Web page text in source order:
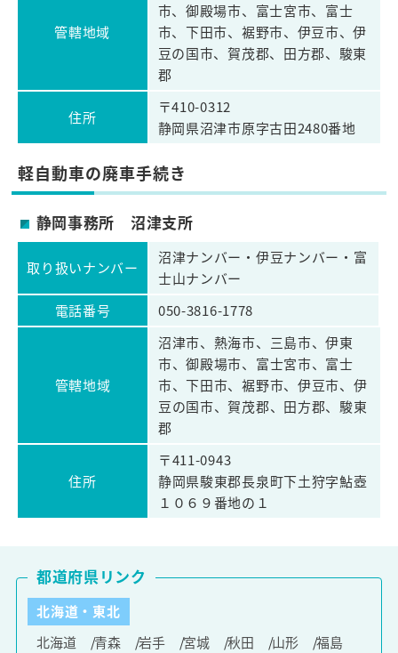
管轄地域
市、御殿場市、富士宮市、富士
市、下田市、裾野市、伊豆市、伊
豆の国市、賀茂郡、田方郡、駿東
郡
住所
〒410-0312
静岡県沼津市原字古田2480番地
軽自動車の廃車手続き
静岡事務所 沼津支所
取り扱いナンバー
沼津ナンバー・伊豆ナンバー・富
士山ナンバー
電話番号
050-3816-1778
管轄地域
沼津市、熱海市、三島市、伊東
市、御殿場市、富士宮市、富士
市、下田市、裾野市、伊豆市、伊
豆の国市、賀茂郡、田方郡、駿東
郡
住所
〒411-0943
静岡県駿東郡長泉町下土狩字鮎壺
１０６９番地の１
北海道・東北
北海道
青森 岩手 宮城 秋田 山形
福島
都道府県リンク